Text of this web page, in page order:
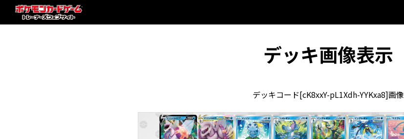
デッキ画像表示
デッキコード[cK8xxY-pL1Xdh-YYKxa8]画像